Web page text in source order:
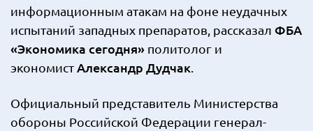
информационным атакам на фоне неудачных
испытаний западных препаратов, рассказал ФБА
«Экономика сегодня» политолог и
экономистАлександр Дудчак
Официальный представитель Министерства
обороны Российской Федерации генерал-